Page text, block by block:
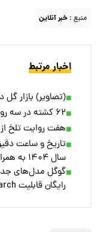
منبع : خبر آنلاین
اخبار مرتبط
(تصاویر) بازار
۶۲ کشته در سه روز نخست سفرهای نوروزی
هفت روایت تلخ از
سال ۱۴۰۴ به همراه تقویم سال ۱۴۰۴ و تعطیلی‌ها
رایگان قابلیت Deep Research